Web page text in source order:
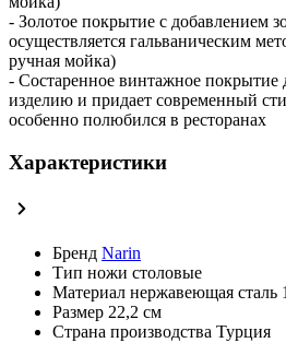
- Золотое покрытие с добавлением
осуществляется гальваническим
ручная мойка)
- Состаренное винтажное
изделию и придает современный
особенно полюбился в ресторанах
Характеристики
Бренд Narin
Тип ножи столовые
Материал нержавеющая сталь
Размер 22,2 см
Страна производства Турция